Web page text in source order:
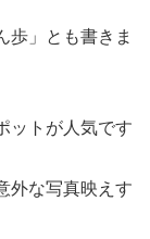
歩」とも書きま
ットが人気です
外な写真映えす